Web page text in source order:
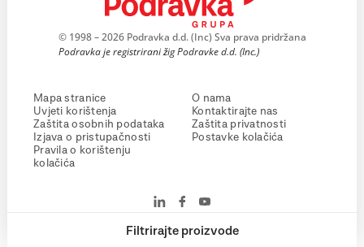
Filtrirajte proizvode
© 1998 – 2026 Podravka d.d. (Inc) Sva prava pridržana
Podravka je registrirani žig Podravke d.d. (Inc.)
Mapa stranice
Uvjeti korištenja
Zaštita osobnih podataka
Izjava o pristupačnosti
Pravila o korištenju
kolačića
O nama
Kontaktirajte nas
Zaštita privatnosti
Postavke kolačića